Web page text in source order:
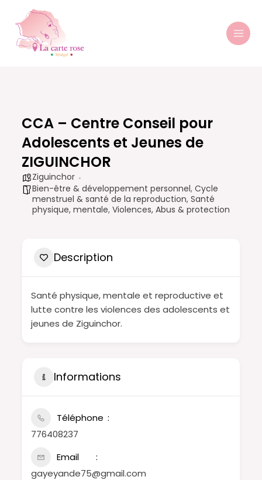
contenu
CCA – Centre Conseil pour
Adolescents et Jeunes de
ZIGUINCHOR
Ziguinchor
Bien-être & développement personnel,Cycle
menstruel & santé de la reproduction,Santé
physique, mentale,Violences, Abus & protection
Description
Santé physique, mentale et reproductive et
lutte contre les violences des adolescents et
jeunes de Ziguinchor.
Informations
Téléphone
776408237
Email
gayeyande75@gmail.com